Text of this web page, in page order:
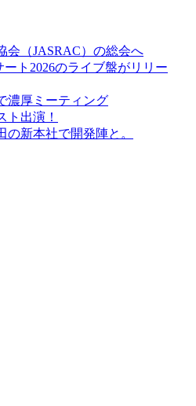
会（JASRAC）の総会へ
ト2026のライブ盤がリリー
濃厚ミーティング
ト出演！
の新本社で開発陣と。